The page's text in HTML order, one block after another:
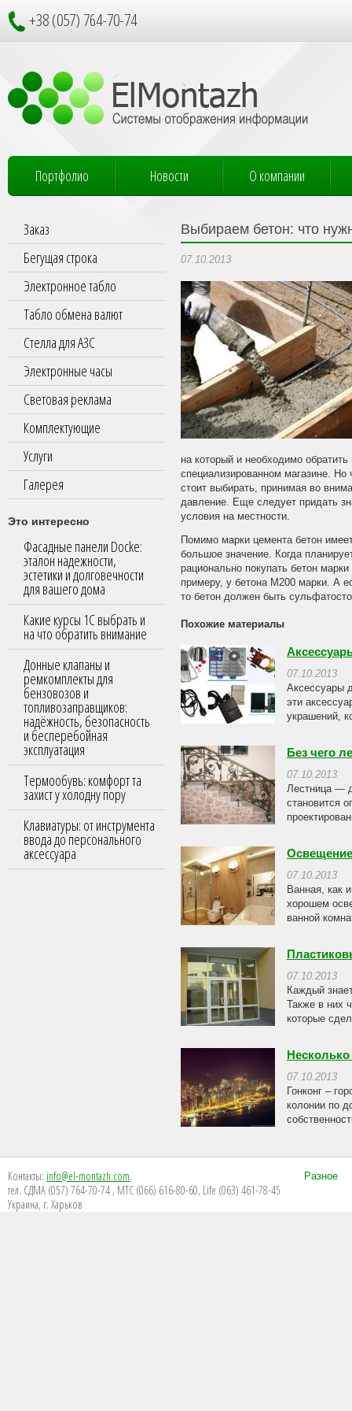
+38 (057) 764-70-74
Портфолио Новости О компании
Заказ
Бегущая строка
Электронное табло
Табло обмена валют
Стелла для АЗС
Электронные часы
Световая реклама
Комплектующие
Услуги
Галерея
Это интересно
Фасадные панели Docke:
эталон надежности,
эстетики и долговечности
для вашего дома
Какие курсы 1С выбрать и
на что обратить внимание
Донные клапаны и
ремкомплекты для
бензовозов и
топливозаправщиков:
надёжность, безопасность
и бесперебойная
эксплуатация
Термообувь: комфорт та
захист у холодну пору
Клавиатуры: от инструмента
ввода до персонального
аксессуара
Выбираем бетон: что
07.10.2013
на который и необходимо
специализированном магазине. Но
стоит выбирать, принимая во
давление. Еще следует придать
условия на местности.
Помимо марки цемента бетон
большое значение. Когда
рационально покупать бетон
примеру, у бетона М200 марки. А
то бетон должен быть
Похожие материалы
07.10.2013
Аксессуары
эти
украшений,
Без чего
07.10.2013
Лестница —
становится
07.10.2013
Ванная, как
хорошем
ванной
07.10.2013
Каждый
Также в них
которые
07.10.2013
Гонконг –
колонии по
Контакты: info@el-montazh.com,
тел. СДМА (057) 764-70-74 , МТС (066) 616-80-60, Life (063) 461-78-45
Украина, г. Харьков
Разное